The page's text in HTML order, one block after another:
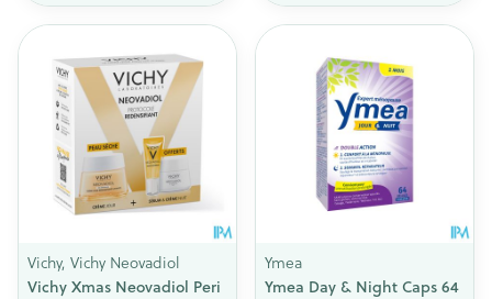
Vichy, Vichy Neovadiol
Vichy Xmas Neovadiol Peri
Ymea
Ymea Day & Night Caps 64